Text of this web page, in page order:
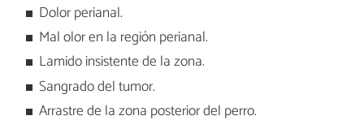
Dolor perianal.
Mal olor en la región perianal.
Lamido insistente de la zona.
Sangrado del tumor.
Arrastre de la zona posterior del perro.